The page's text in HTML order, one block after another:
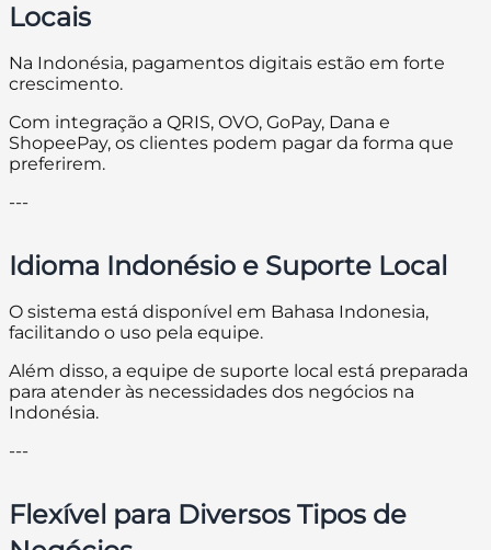
Locais
Na Indonésia, pagamentos digitais estão em forte
crescimento.
Com integração a QRIS, OVO, GoPay, Dana e
ShopeePay, os clientes podem pagar da forma que
preferirem.
---
Idioma Indonésio e Suporte Local
O sistema está disponível em Bahasa Indonesia,
facilitando o uso pela equipe.
Além disso, a equipe de suporte local está preparada
para atender às necessidades dos negócios na
Indonésia.
---
Flexível para Diversos Tipos de